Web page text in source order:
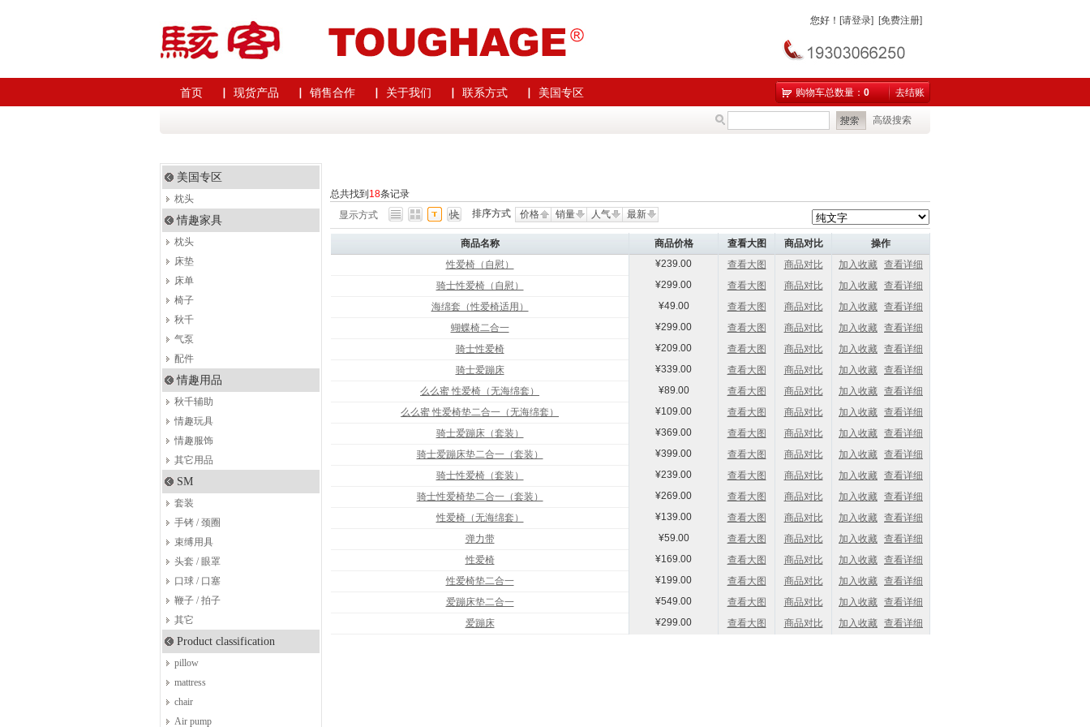
您好 ！ [请登录] [免费注册]
首页 ▏ 现货产品 ▏ 销售合作 ▏ 关于我们 ▏ 联系方式 ▏ 美国专区 购物车总数量： 0 去结账
高级搜索
美国专区
枕头
情趣家具
枕头
床垫
床单
椅子
秋千
气泵
配件
情趣用品
秋千辅助
情趣玩具
情趣服饰
其它用品
SM
套装
手铐 / 颈圈
束缚用具
头套 / 眼罩
口球 / 口塞
鞭子 / 拍子
其它
Product classification
pillow
mattress
chair
Air pump
总共找到 18条记录
显示方式
排序方式 价格 销量 人气 最新
商品名称 商品价格 查看大图 商品对比
操作
性爱椅（自慰）
¥239.00 查看大图 商品对比 加入收藏 查看详细
骑士性爱椅（自慰）
¥299.00 查看大图 商品对比 加入收藏 查看详细
海绵套（性爱椅适用）
¥49.00 查看大图 商品对比 加入收藏 查看详细
蝴蝶椅二合一
¥299.00 查看大图 商品对比 加入收藏 查看详细
骑士性爱椅
¥209.00 查看大图 商品对比 加入收藏 查看详细
骑士爱蹦床
¥339.00 查看大图 商品对比 加入收藏 查看详细
么么蜜 性爱椅（无海绵套）
¥89.00 查看大图 商品对比 加入收藏 查看详细
么么蜜 性爱椅垫二合一（无海绵套）
¥109.00 查看大图 商品对比 加入收藏 查看详细
骑士爱蹦床（套装）
¥369.00 查看大图 商品对比 加入收藏 查看详细
骑士爱蹦床垫二合一（套装）
¥399.00 查看大图 商品对比 加入收藏 查看详细
骑士性爱椅（套装）
¥239.00 查看大图 商品对比 加入收藏 查看详细
骑士性爱椅垫二合一（套装）
¥269.00 查看大图 商品对比 加入收藏 查看详细
性爱椅（无海绵套）
¥139.00 查看大图 商品对比 加入收藏 查看详细
弹力带
¥59.00 查看大图 商品对比 加入收藏 查看详细
性爱椅
¥169.00 查看大图 商品对比 加入收藏 查看详细
性爱椅垫二合一
¥199.00 查看大图 商品对比 加入收藏 查看详细
爱蹦床垫二合一
¥549.00 查看大图 商品对比 加入收藏 查看详细
爱蹦床
¥299.00 查看大图 商品对比 加入收藏 查看详细